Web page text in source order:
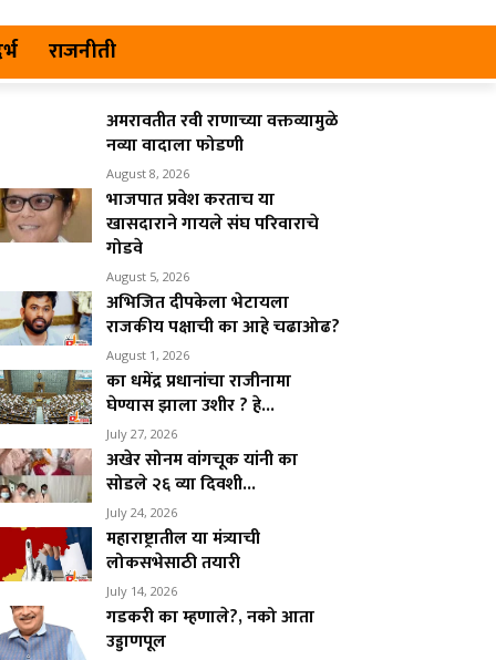
राजनीती
अमरावतीत रवी राणाच्या वक्तव्यामुळे
नव्या वादाला फोडणी
August 8, 2026
भाजपात प्रवेश करताच या
खासदाराने गायले संघ परिवाराचे
गोडवे
August 5, 2026
अभिजित दीपकेला भेटायला
राजकीय पक्षाची का आहे चढाओढ?
August 1, 2026
का धमेंद्र प्रधानांचा राजीनामा
घेण्यास झाला उशीर ? हे...
July 27, 2026
अखेर सोनम वांगचूक यांनी का
सोडले २६ व्या दिवशी...
July 24, 2026
महाराष्ट्रातील या मंत्र्याची
लोकसभेसाठी तयारी
July 14, 2026
गडकरी का म्हणाले?, नको आता
उड्डाणपूल